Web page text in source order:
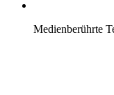
Medienberührte